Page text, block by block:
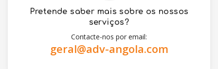
Pretende saber mais sobre os nossos
serviços?
Contacte-nos por email:
geral@adv-angola.com